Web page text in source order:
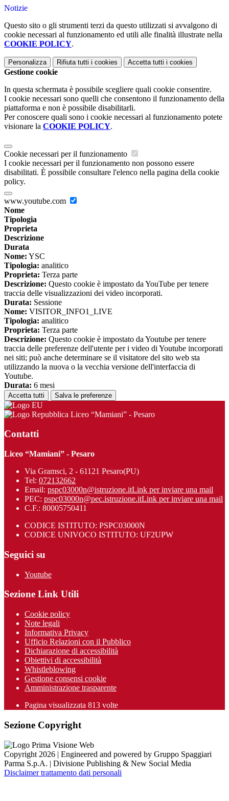
Notizie
Questo sito o gli strumenti terzi da questo utilizzati si avvalgono di
cookie necessari al funzionamento ed utili alle finalità illustrate nella
COOKIE POLICY.
Personalizza Rifiuta tutti i cookies Accetta tutti i cookies
Gestione cookie
In questa schermata è possibile scegliere quali cookie consentire.
I cookie necessari sono quelli che consentono il funzionamento della
piattaforma e non è possibile disabilitarli.
Per conoscere quali sono i cookie necessari al funzionamento potete
visionare la COOKIE POLICY.
Cookie necessari per il funzionamento
I cookie necessari per il funzionamento non possono essere
disabilitati. È possibile consultare l'elenco nella pagina della cookie
policy.
www.youtube.com
Nome
Tipologia
Proprieta
Descrizione
Durata
Nome: YSC
Tipologia: analitico
Proprieta: Terza parte
Descrizione: Questo cookie è impostato da YouTube per tenere
traccia delle visualizzazioni dei video incorporati.
Durata: Sessione
Nome: VISITOR_INFO1_LIVE
Tipologia: analitico
Proprieta: Terza parte
Descrizione: Questo cookie è impostato da Youtube per tenere
traccia delle preferenze dell'utente per i video di Youtube incorporati
nei siti; può anche determinare se il visitatore del sito web sta
utilizzando la nuova o la vecchia versione dell'interfaccia di
Youtube.
Durata: 6 mesi
Accetta tutti Salva le preferenze
Liceo “Mamiani” - Pesaro
Contatti
Liceo “Mamiani” - Pesaro
Via Gramsci, 2 - 61121 Pesaro(PU)
Tel: 072132662
Email: pspc03000n@istruzione.itLink per inviare una mail
PEC: pspc03000n@pec.istruzione.itLink per inviare una mail
C.F.: 80005750411
CODICE ISTITUTO: PSPC03000N
CODICE UNIVOCO ISTITUTO: UF2UPW
Seguici su
Youtube
Sezione Link Utili
Cookie policy
Note legali
Informativa Privacy
Ufficio Relazioni con il Pubblico
Dichiarazione di accessibilità
Obiettivi di accessibilità
Whistleblowing
Gestione consensi cookie
Amministrazione trasparente
Pagina visualizzata 813 volte
Sezione Copyright
Copyright 2026 | Engineered and powered by Gruppo Spaggiari
Parma S.p.A. | Divisione Publishing & New Social Media
Disclaimer trattamento dati personali